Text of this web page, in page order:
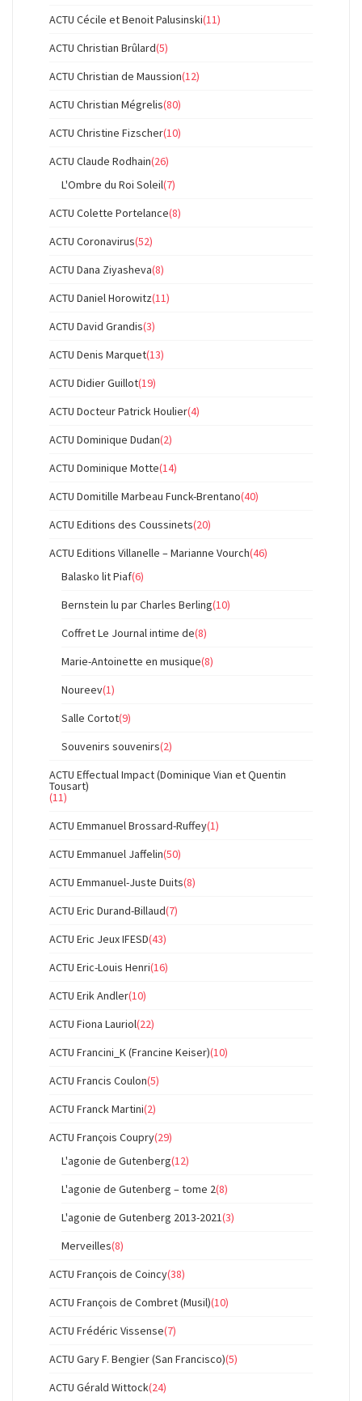
ACTU Cécile et Benoit Palusinski(11)
ACTU Christian Brûlard(5)
ACTU Christian de Maussion(12)
ACTU Christian Mégrelis(80)
ACTU Christine Fizscher(10)
ACTU Claude Rodhain(26)
L'Ombre du Roi Soleil(7)
ACTU Colette Portelance(8)
ACTU Coronavirus(52)
ACTU Dana Ziyasheva(8)
ACTU Daniel Horowitz(11)
ACTU David Grandis(3)
ACTU Denis Marquet(13)
ACTU Didier Guillot(19)
ACTU Docteur Patrick Houlier(4)
ACTU Dominique Dudan(2)
ACTU Dominique Motte(14)
ACTU Domitille Marbeau Funck-Brentano(40)
ACTU Editions des Coussinets(20)
ACTU Editions Villanelle – Marianne Vourch(46)
Balasko lit Piaf(6)
Bernstein lu par Charles Berling(10)
Coffret Le Journal intime de(8)
Marie-Antoinette en musique(8)
Noureev(1)
Salle Cortot(9)
Souvenirs souvenirs(2)
ACTU Effectual Impact (Dominique Vian et Quentin
Tousart)
(11)
ACTU Emmanuel Brossard-Ruffey(1)
ACTU Emmanuel Jaffelin(50)
ACTU Emmanuel-Juste Duits(8)
ACTU Eric Durand-Billaud(7)
ACTU Eric Jeux IFESD(43)
ACTU Eric-Louis Henri(16)
ACTU Erik Andler(10)
ACTU Fiona Lauriol(22)
ACTU Francini_K (Francine Keiser)(10)
ACTU Francis Coulon(5)
ACTU Franck Martini(2)
ACTU François Coupry(29)
L'agonie de Gutenberg(12)
L'agonie de Gutenberg – tome 2(8)
L'agonie de Gutenberg 2013-2021(3)
Merveilles(8)
ACTU François de Coincy(38)
ACTU François de Combret (Musil)(10)
ACTU Frédéric Vissense(7)
ACTU Gary F. Bengier (San Francisco)(5)
ACTU Gérald Wittock(24)